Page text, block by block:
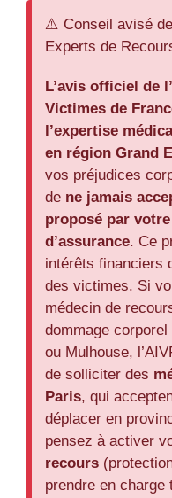
⚠️ Conseil avisé
Experts de
L’avis officiel de
Victimes de
l’expertise
en région Grand
vos préjudices
de ne jamais
proposé par
d’assurance. Ce
intérêts financiers
des victimes. Si
médecin de
dommage
ou Mulhouse,
de solliciter des
Paris, qui
déplacer en
pensez à activer
recours
prendre en charge